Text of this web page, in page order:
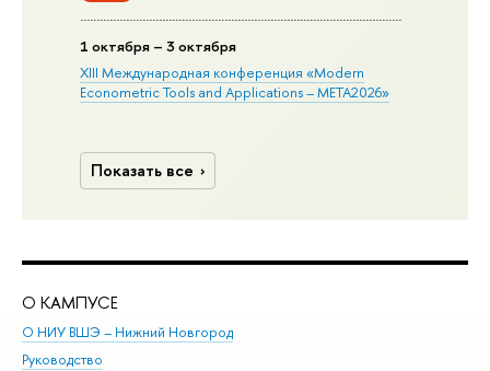
1 октября – 3 октября
XIII Международная конференция «Modern
Econometric Tools and Applications – META2026»
Показать все
О КАМПУСЕ
О НИУ ВШЭ – Нижний Новгород
Руководство